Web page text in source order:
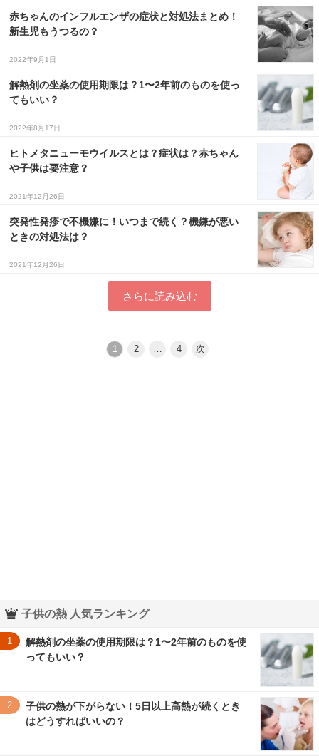
赤ちゃんのインフルエンザの症状と対処法まとめ！
新生児もうつるの？
2022年9月1日
解熱剤の坐薬の使用期限は？1〜2年前のものを使っ
てもいい？
2022年8月17日
ヒトメタニューモウイルスとは？症状は？赤ちゃん
や子供は要注意？
2021年12月26日
突発性発疹で不機嫌に！いつまで続く？機嫌が悪い
ときの対処法は？
2021年12月26日
さらに読み込む
1 2 … 4 次
子供の熱 人気ランキング
1
解熱剤の坐薬の使用期限は？1〜2年前のものを使
ってもいい？
2
子供の熱が下がらない！5日以上高熱が続くとき
はどうすればいいの？